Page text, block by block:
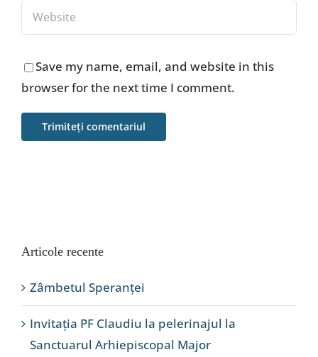
Save my name, email, and website in this
browser for the next time I comment.
Articole recente
Zâmbetul Speranței
Invitația PF Claudiu la pelerinajul la
Sanctuarul Arhiepiscopal Major